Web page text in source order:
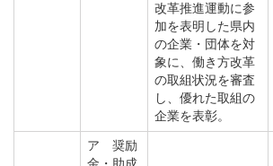
改革推進運動に参
加を表明した県内
の企業・団体を対
象に、働き方改革
の取組状況を審査
し、優れた取組の
企業を表彰。
ア 奨励